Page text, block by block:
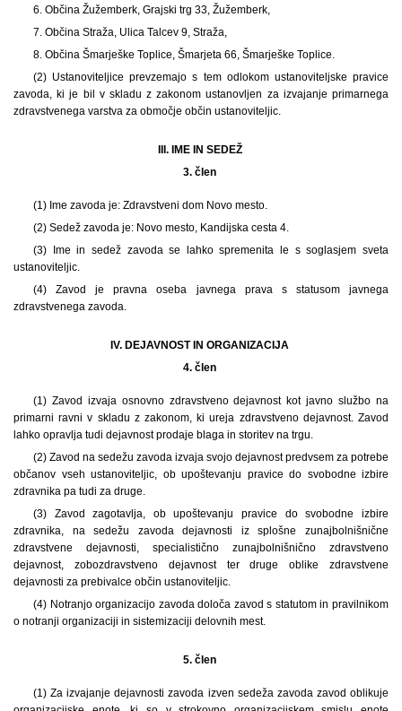
6. Občina Žužemberk, Grajski trg 33, Žužemberk,
7. Občina Straža, Ulica Talcev 9, Straža,
8. Občina Šmarješke Toplice, Šmarjeta 66, Šmarješke Toplice.
(2) Ustanoviteljice prevzemajo s tem odlokom ustanoviteljske pravice
zavoda, ki je bil v skladu z zakonom ustanovljen za izvajanje primarnega
zdravstvenega varstva za območje občin ustanoviteljic.
III. IME IN SEDEŽ
3. člen
(1) Ime zavoda je: Zdravstveni dom Novo mesto.
(2) Sedež zavoda je: Novo mesto, Kandijska cesta 4.
(3) Ime in sedež zavoda se lahko spremenita le s soglasjem sveta
ustanoviteljic.
(4) Zavod je pravna oseba javnega prava s statusom javnega
zdravstvenega zavoda.
IV. DEJAVNOST IN ORGANIZACIJA
4. člen
(1) Zavod izvaja osnovno zdravstveno dejavnost kot javno službo na
primarni ravni v skladu z zakonom, ki ureja zdravstveno dejavnost. Zavod
lahko opravlja tudi dejavnost prodaje blaga in storitev na trgu.
(2) Zavod na sedežu zavoda izvaja svojo dejavnost predvsem za potrebe
občanov vseh ustanoviteljic, ob upoštevanju pravice do svobodne izbire
zdravnika pa tudi za druge.
(3) Zavod zagotavlja, ob upoštevanju pravice do svobodne izbire
zdravnika, na sedežu zavoda dejavnosti iz splošne zunajbolnišnične
zdravstvene dejavnosti, specialistično zunajbolnišnično zdravstveno
dejavnost, zobozdravstveno dejavnost ter druge oblike zdravstvene
dejavnosti za prebivalce občin ustanoviteljic.
(4) Notranjo organizacijo zavoda določa zavod s statutom in pravilnikom
o notranji organizaciji in sistemizaciji delovnih mest.
5. člen
(1) Za izvajanje dejavnosti zavoda izven sedeža zavoda zavod oblikuje